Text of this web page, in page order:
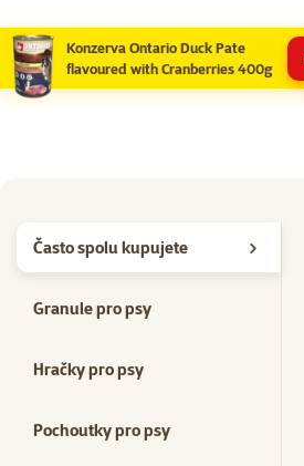
Konzerva Ontario Duck Pate
flavoured with Cranberries 400g
Často spolu kupujete
Granule pro psy
Hračky pro psy
Pochoutky pro psy